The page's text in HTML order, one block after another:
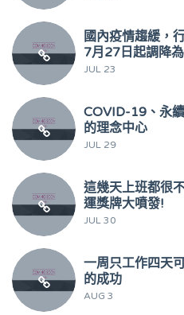
國內疫情趨緩，
7月27日起調降
JUL 23
COVID-19、永
的理念中心
JUL 29
這幾天上班都很
運獎牌大噴發!
JUL 30
一周只工作四天
的成功
AUG 3